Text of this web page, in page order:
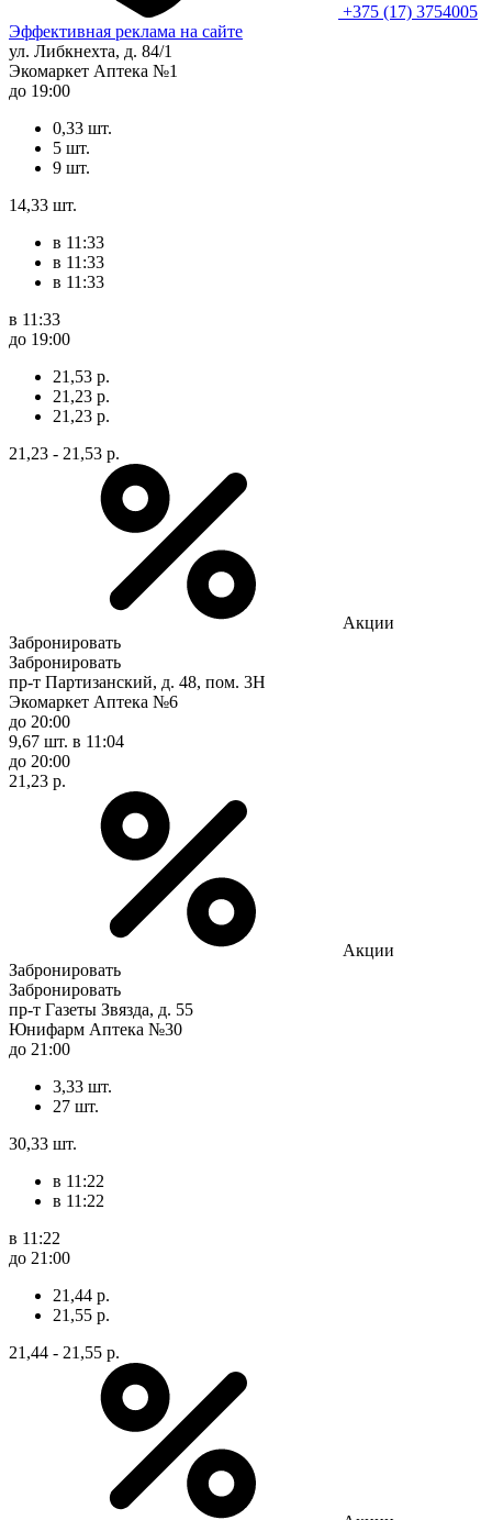
+375 (17) 3754005
Эффективная реклама на сайте
ул. Либкнехта, д. 84/1
Экомаркет Аптека №1
до 19:00
0,33 шт.
5 шт.
9 шт.
14,33 шт.
в 11:33
в 11:33
в 11:33
в 11:33
до 19:00
21,53 р.
21,23 р.
21,23 р.
21,23 - 21,53 р.
Акции
Забронировать
Забронировать
пр-т Партизанский, д. 48, пом. 3Н
Экомаркет Аптека №6
до 20:00
9,67 шт. в 11:04
до 20:00
21,23 р.
Акции
Забронировать
Забронировать
пр-т Газеты Звязда, д. 55
Юнифарм Аптека №30
до 21:00
3,33 шт.
27 шт.
30,33 шт.
в 11:22
в 11:22
в 11:22
до 21:00
21,44 р.
21,55 р.
21,44 - 21,55 р.